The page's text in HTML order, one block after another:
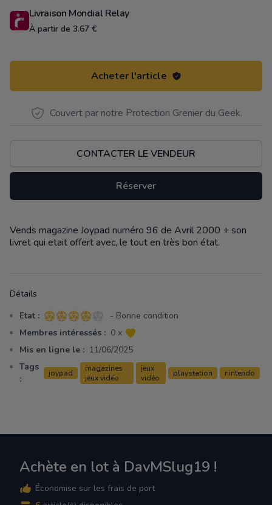
Livraison Mondial Relay
À partir de 3.67 €
Acheter l'article
Couvert par notre Protection Grenier du Geek.
CONTACTER LE VENDEUR
Réserver
Description
Vends magazine Joypad numéro 96 de Avril 2000 + son
livret qui etait offert avec, le tout en très bon état.
Détails
Etat : 4 sur 5 étoiles
- Bonne condition
Membres intéressés : 0 x
Mis en ligne le : 11/06/2025
Tags
:
joypad
magazines
jeux vidéo
jeux
vidéo
playstation nintendo
Achète en lot à DavMSlug19 !
Économise sur les frais de port